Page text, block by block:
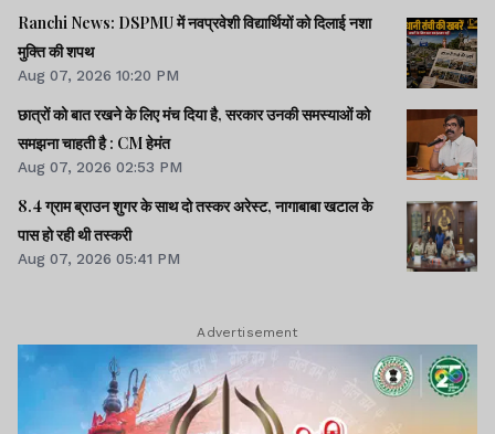
Ranchi News: DSPMU में नवप्रवेशी विद्यार्थियों को दिलाई नशा
मुक्ति की शपथ
Aug 07, 2026 10:20 PM
छात्रों को बात रखने के लिए मंच दिया है, सरकार उनकी समस्याओं को
समझना चाहती है : CM हेमंत
Aug 07, 2026 02:53 PM
8.4 ग्राम ब्राउन शुगर के साथ दो तस्कर अरेस्ट, नागाबाबा खटाल के
पास हो रही थी तस्करी
Aug 07, 2026 05:41 PM
Advertisement